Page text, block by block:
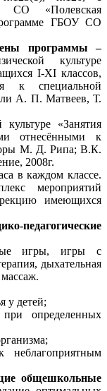
СО «Полевская
ГБОУ СО
программы –
культуре
I-XI классов,
к специальной
А. П. Матвеев, Т.
«Занятия
отнесёнными к
М. Д. Рипа; В.К.
2008г.
в каждом классе.
мероприятий
имеющихся
педагогические
игры, игры с
дыхательная
у детей;
определенных
общешкольные